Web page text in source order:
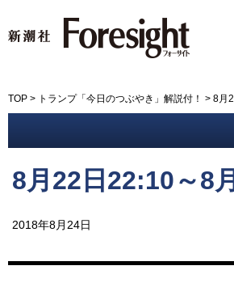
TOP > トランプ「今日のつぶやき」解説付！ > 8月
8月22日22:10～8
2018年8月24日